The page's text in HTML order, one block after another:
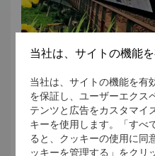
浦東国際空港から上海マグ
（所要時間：15分、CNY
道駅（所要時間：30分、
蘇州駅（所要時間：24分、
続
当社は、サイトの機能
当社は、サイトの機能を有
を保証し、ユーザーエクス
テンツと広告をカスタマイ
キーを使用します。「すべ
ると、クッキーの使用に同
ッキーを管理する」をクリ